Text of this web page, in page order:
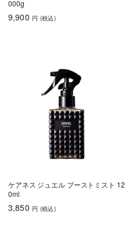
000g
9,900 円 (税込)
ケアネス ジュエル ブーストミスト 12
0ml
3,850 円 (税込)